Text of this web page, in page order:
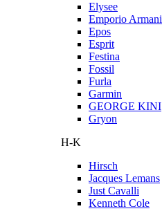
Elysee
Emporio Armani
Epos
Esprit
Festina
Fossil
Furla
Garmin
GEORGE KINI
Gryon
H-K
Hirsch
Jacques Lemans
Just Cavalli
Kenneth Cole